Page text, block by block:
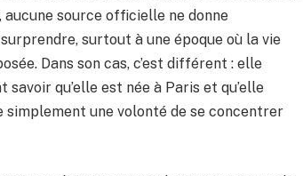
source officielle ne donne
surtout à une époque où la vie
Dans son cas, c’est différent : elle
qu’elle est née à Paris et qu’elle
une volonté de se concentrer